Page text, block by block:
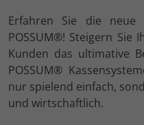
Erfahren Sie die
POSSUM®! Steigern Sie
Kunden das ultimative
POSSUM®
nur spielend einfach,
und wirtschaftlich.